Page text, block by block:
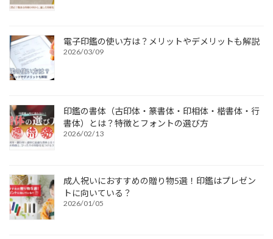
電子印鑑の使い方は？メリットやデメリットも解説
2026/03/09
印鑑の書体（古印体・篆書体・印相体・楷書体・行
書体）とは？特徴とフォントの選び方
2026/02/13
成人祝いにおすすめの贈り物5選！印鑑はプレゼン
トに向いている？
2026/01/05